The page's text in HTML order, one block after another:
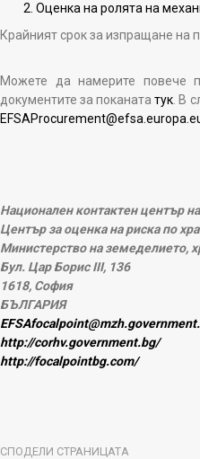
Оценка на ролята на
Крайният срок за изпращане на
Можете да намерите повече
документите за поканататук . В
Национален контактен център
Център за оценка на риска по
Министерство на земеделието,
Бул. Цар Борис III, 136
1618, София
БЪЛГАРИЯ
http://corhv.government.bg/
http://focalpointbg.com/
СПОДЕЛИ СТРАНИЦАТА